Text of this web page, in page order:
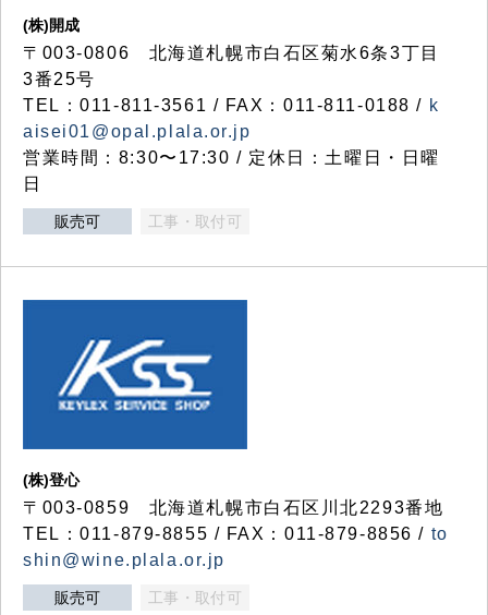
(株)開成
〒003-0806 北海道札幌市白石区菊水6条3丁目
3番25号
TEL：011-811-3561 / FAX：011-811-0188 / k
aisei01@opal.plala.or.jp
営業時間：8:30〜17:30 / 定休日：土曜日・日曜
日
販売可 工事・取付可
(株)登心
〒003-0859 北海道札幌市白石区川北2293番地
TEL：011-879-8855 / FAX：011-879-8856 / to
shin@wine.plala.or.jp
販売可 工事・取付可